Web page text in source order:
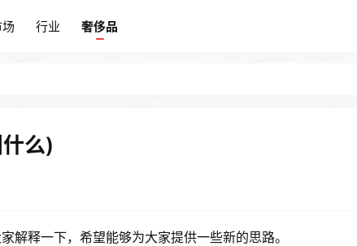
行业 奢侈品
奢侈品
么)
解释一下，希望能够为大家提供一些新的思路。